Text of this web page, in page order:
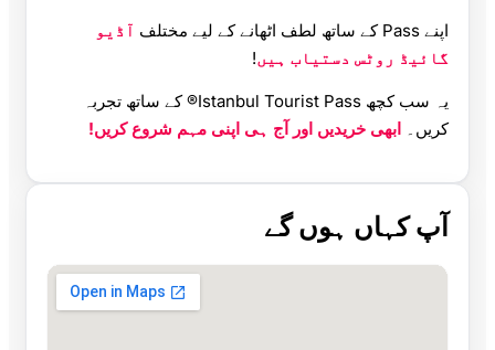
اپنے Pass کے ساتھ لطف اٹھانے کے لیے مختلف
آڈیو
گائیڈ روٹس دستیاب ہیں!
یہ سب کچھ Istanbul Tourist Pass® کے ساتھ تجربہ
کریں۔ ابھی خریدیں اور آج ہی اپنی مہم شروع کریں!
آپ کہاں ہوں گے